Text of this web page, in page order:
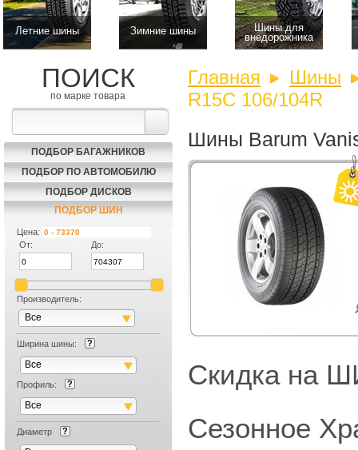
Летние шины Зимние шины
Шины для
внедорожника
ПОИСК
по марке товара
ПОДБОР БАГАЖНИКОВ
ПОДБОР ПО АВТОМОБИЛЮ
ПОДБОР ДИСКОВ
ПОДБОР ШИН
Цена:
От:
До:
Производитель:
Все
Ширина шины:
Все
Профиль:
Все
Диаметр
Главная
Шины
R15C 106/104R
Шины Barum
Скидка на
Сезонное